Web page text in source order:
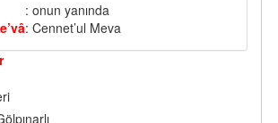
: onun yanında
: Cennet’ul Meva